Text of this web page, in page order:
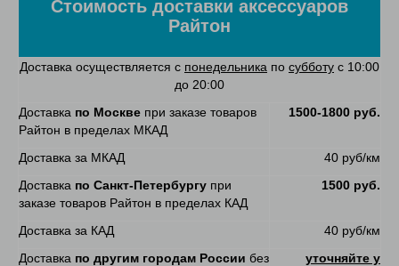
Стоимость доставки аксессуаров
Райтон
Доставка осуществляется с понедельника по субботу с 10:00
до 20:00
Доставка по Москве при заказе товаров
Райтон в пределах МКАД
1500-1800 руб.
Доставка за МКАД
40 руб/км
Доставка по Санкт-Петербургу при
заказе товаров Райтон в пределах КАД
1500 руб.
Доставка за КАД
40 руб/км
Доставка по другим городам России без
уточняйте у